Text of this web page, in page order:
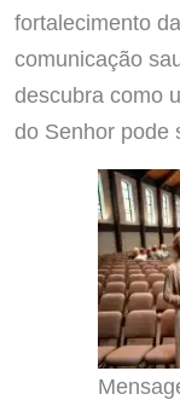
fortalecimento
comunicação
descubra como
do Senhor pode